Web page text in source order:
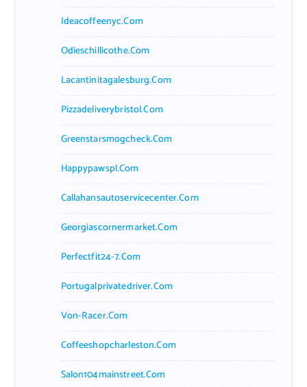
Ideacoffeenyc.com
Odieschillicothe.com
Lacantinitagalesburg.com
Pizzadeliverybristol.com
Greenstarsmogcheck.com
Happypawspl.com
Callahansautoservicecenter.com
Georgiascornermarket.com
Perfectfit24-7.com
Portugalprivatedriver.com
Von-Racer.com
Coffeeshopcharleston.com
Salon104mainstreet.com